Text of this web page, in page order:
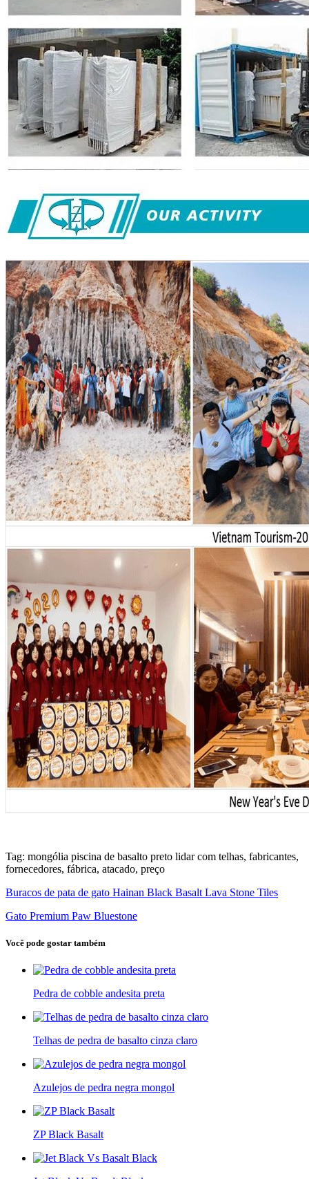
Tag: mongólia piscina de basalto preto lidar com telhas, fabricantes,
fornecedores, fábrica, atacado, preço
Buracos de pata de gato Hainan Black Basalt Lava Stone Tiles
Gato Premium Paw Bluestone
Você pode gostar também
Pedra de cobble andesita preta
Telhas de pedra de basalto cinza claro
Azulejos de pedra negra mongol
ZP Black Basalt